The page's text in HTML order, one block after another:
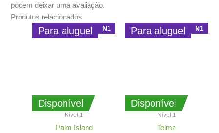
podem deixar uma avaliação.
Produtos relacionados
Disponível
Para aluguel N1
Nível 1
Palm Island
Disponível
Para aluguel N1
Nível 1
Telma